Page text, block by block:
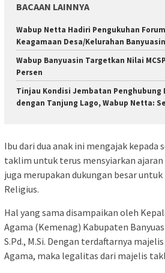
BACAAN LAINNYA
Wabup Netta Hadiri Pengukuhan
Keagamaan Desa/Kelurahan Banyuasin
Wabup Banyuasin Targetkan Nilai
Persen
Tinjau Kondisi Jembatan Penghubung
dengan Tanjung Lago, Wabup Netta:
Ibu dari dua anak ini mengajak kepada
taklim untuk terus mensyiarkan
juga merupakan dukungan besar
Religius.
Hal yang sama disampaikan oleh
Agama (Kemenag) Kabupaten
S.Pd., M.Si. Dengan terdaftarnya
Agama, maka legalitas dari majelis